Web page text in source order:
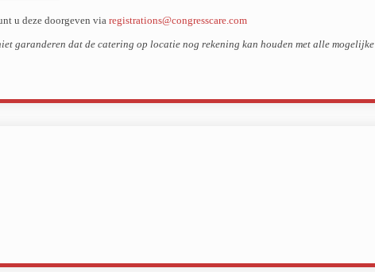
u deze doorgeven via registrations@congresscare.com
garanderen dat de catering op locatie nog rekening kan houden met alle mogelijke